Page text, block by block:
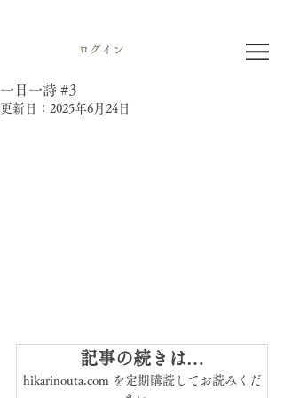
ログイン
一日一詩 #3
更新日： 2025年6月24日
記事の続きは…
hikarinouta.com を定期購読してお読みくだ